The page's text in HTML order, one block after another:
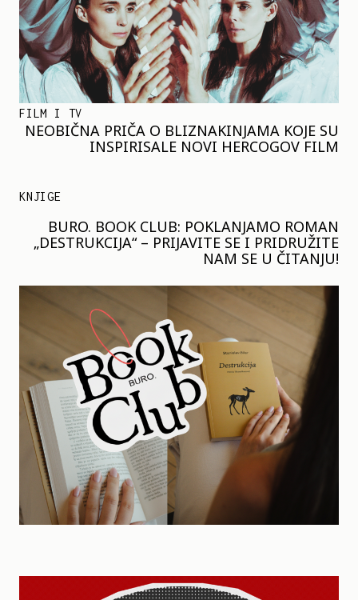
FILM I TV
NEOBIČNA PRIČA O BLIZNAKINJAMA KOJE SU
INSPIRISALE NOVI HERCOGOV FILM
KNJIGE
BURO. BOOK CLUB: POKLANJAMO ROMAN
„DESTRUKCIJA“ – PRIJAVITE SE I PRIDRUŽITE
NAM SE U ČITANJU!